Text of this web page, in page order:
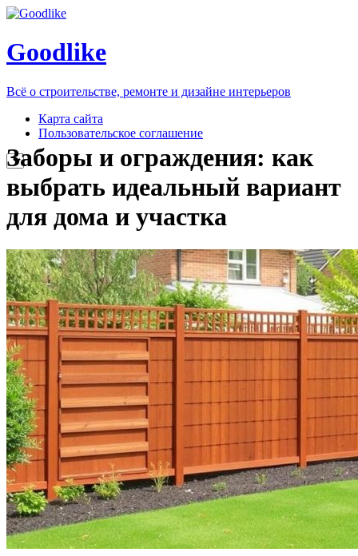
Goodlike
Всё о строительстве, ремонте и дизайне интерьеров
Карта сайта
Пользовательское соглашение
Заборы и ограждения: как
выбрать идеальный вариант
для дома и участка